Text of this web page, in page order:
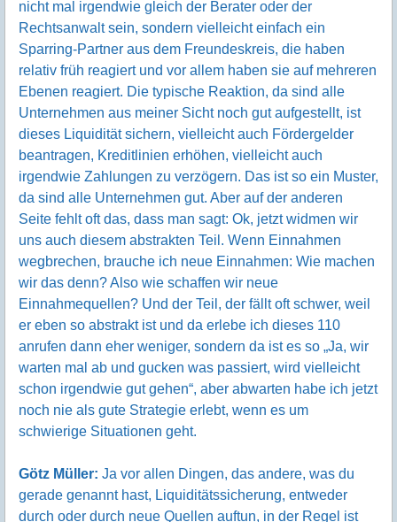
nicht mal irgendwie gleich der Berater oder der
Rechtsanwalt sein, sondern vielleicht einfach ein
Sparring-Partner aus dem Freundeskreis, die haben
relativ früh reagiert und vor allem haben sie auf mehreren
Ebenen reagiert. Die typische Reaktion, da sind alle
Unternehmen aus meiner Sicht noch gut aufgestellt, ist
dieses Liquidität sichern, vielleicht auch Fördergelder
beantragen, Kreditlinien erhöhen, vielleicht auch
irgendwie Zahlungen zu verzögern. Das ist so ein Muster,
da sind alle Unternehmen gut. Aber auf der anderen
Seite fehlt oft das, dass man sagt: Ok, jetzt widmen wir
uns auch diesem abstrakten Teil. Wenn Einnahmen
wegbrechen, brauche ich neue Einnahmen: Wie machen
wir das denn? Also wie schaffen wir neue
Einnahmequellen? Und der Teil, der fällt oft schwer, weil
er eben so abstrakt ist und da erlebe ich dieses 110
anrufen dann eher weniger, sondern da ist es so „Ja, wir
warten mal ab und gucken was passiert, wird vielleicht
schon irgendwie gut gehen“, aber abwarten habe ich jetzt
noch nie als gute Strategie erlebt, wenn es um
schwierige Situationen geht.
Götz Müller: Ja vor allen Dingen, das andere, was du
gerade genannt hast, Liquiditätssicherung, entweder
durch oder durch neue Quellen auftun, in der Regel ist